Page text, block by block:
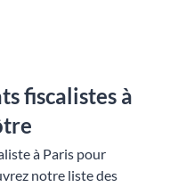
fiscalistes à
à Paris pour
notre liste des